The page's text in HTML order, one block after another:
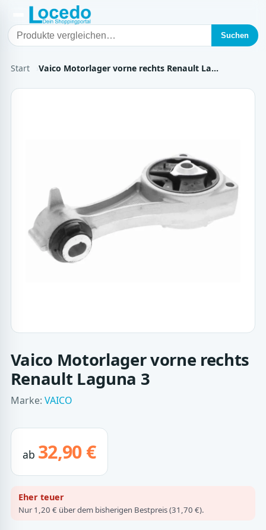
Suchen
Start Vaico Motorlager vorne rechts Renault La…
Vaico Motorlager vorne rechts
Renault Laguna 3
Marke: VAICO
ab 32,90 €
Eher teuer
Nur 1,20 € über dem bisherigen Bestpreis (31,70 €).